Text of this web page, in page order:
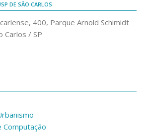
DE SÃO CARLOS
400, Parque Arnold Schimidt
Carlos / SP
Computação